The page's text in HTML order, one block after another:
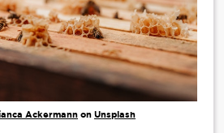
Ackermann on Unsplash